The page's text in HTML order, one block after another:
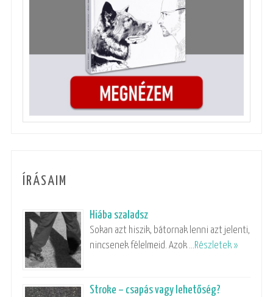
ÍRÁSAIM
Hiába szaladsz
Sokan azt hiszik, bátornak lenni azt jelenti,
nincsenek félelmeid. Azok …Részletek »
Stroke – csapás vagy lehetőség?